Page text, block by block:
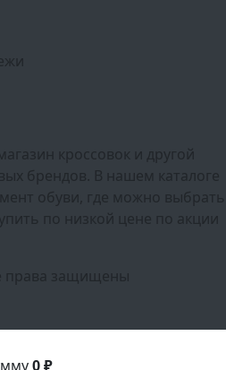
кроссовок и другой
брендов. В нашем каталоге
обуви, где можно выбрать
по низкой цене по акции
права защищены
0 ₽